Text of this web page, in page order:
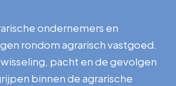
ondernemers en
rondom agrarisch vastgoed.
pacht en de gevolgen
binnen de agrarische